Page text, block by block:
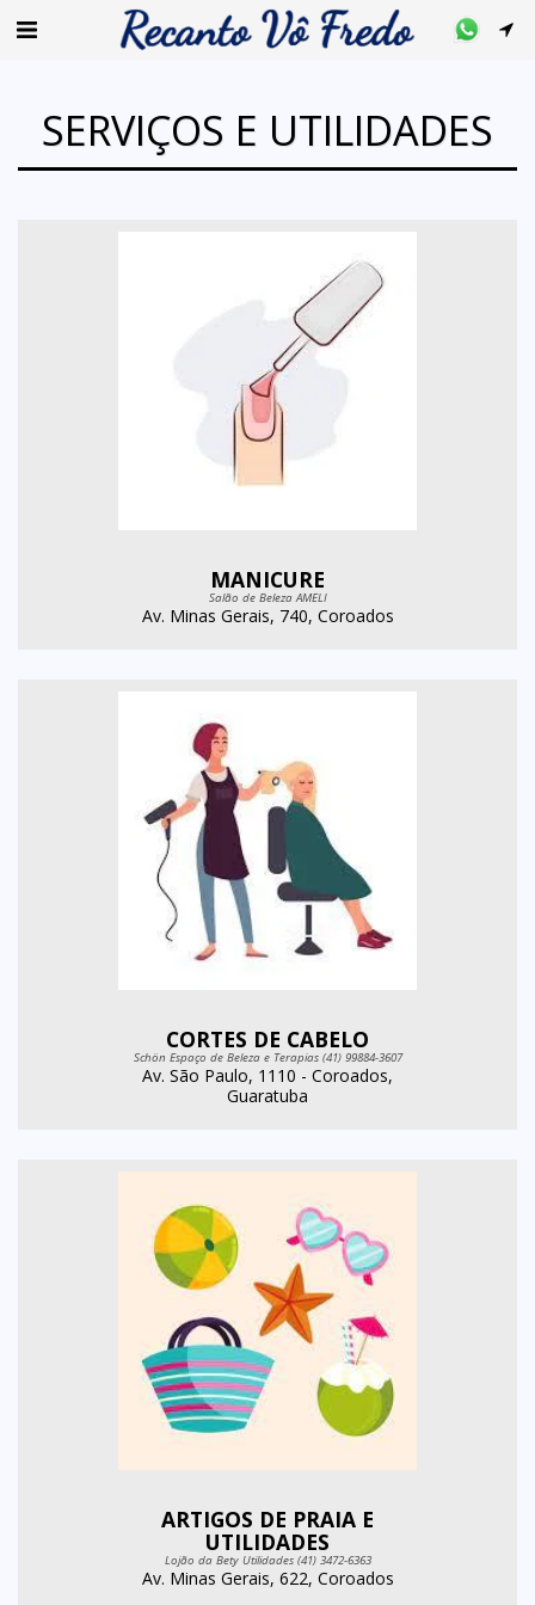
SERVIÇOS E UTILIDADES
MANICURE
Salão de Beleza AMELI
Av. Minas Gerais, 740, Coroados
CORTES DE CABELO
Schön Espaço de Beleza e Terapias (41) 99884-3607
Av. São Paulo, 1110 - Coroados,
Guaratuba
ARTIGOS DE PRAIA E
UTILIDADES
Lojão da Bety Utilidades (41) 3472-6363
Av. Minas Gerais, 622, Coroados